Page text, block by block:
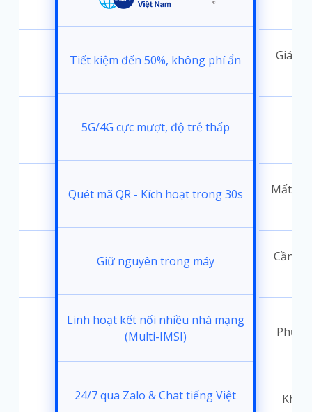
Giá
Mất
Cần
Phụ
Tiết kiệm đến 50%, không phí ẩn
5G/4G cực mượt, độ trễ thấp
Quét mã QR - Kích hoạt trong 30s
Giữ nguyên trong máy
Linh hoạt kết nối nhiều nhà mạng
(Multi-IMSI)
24/7 qua Zalo & Chat tiếng Việt